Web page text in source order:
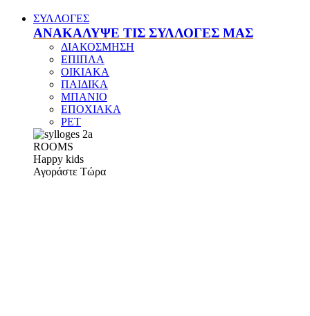
ΣΥΛΛΟΓΕΣ
ΑΝΑΚΑΛΥΨΕ ΤΙΣ ΣΥΛΛΟΓΕΣ ΜΑΣ
ΔΙΑΚΟΣΜΗΣΗ
ΕΠΙΠΛΑ
ΟΙΚΙΑΚΑ
ΠΑΙΔΙΚΑ
ΜΠΑΝΙΟ
ΕΠΟΧΙΑΚΑ
PET
ROOMS
Happy kids
Αγοράστε Τώρα